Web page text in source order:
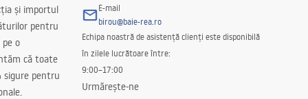
și importul
pentru
pe o
că toate
sigure pentru
E-mail
birou@baie-rea.ro
Echipa noastră de asistență clienți este disponibilă
în zilele lucrătoare între:
9:00–17:00
Urmărește-ne